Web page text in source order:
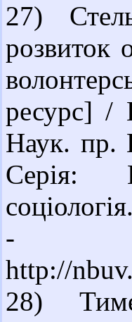
27)
розвиток
ресурс]
Наук. пр.
Серія:
-
http://
28)